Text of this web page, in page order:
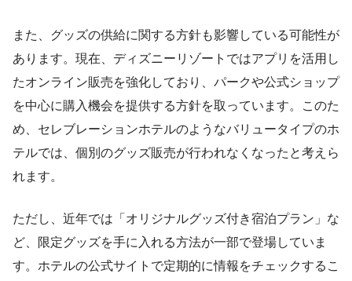
また、グッズの供給に関する方針も影響している可能性が
あります。現在、ディズニーリゾートではアプリを活用し
たオンライン販売を強化しており、パークや公式ショップ
を中心に購入機会を提供する方針を取っています。このた
め、セレブレーションホテルのようなバリュータイプのホ
テルでは、個別のグッズ販売が行われなくなったと考えら
れます。
ただし、近年では「オリジナルグッズ付き宿泊プラン」な
ど、限定グッズを手に入れる方法が一部で登場していま
す。ホテルの公式サイトで定期的に情報をチェックするこ